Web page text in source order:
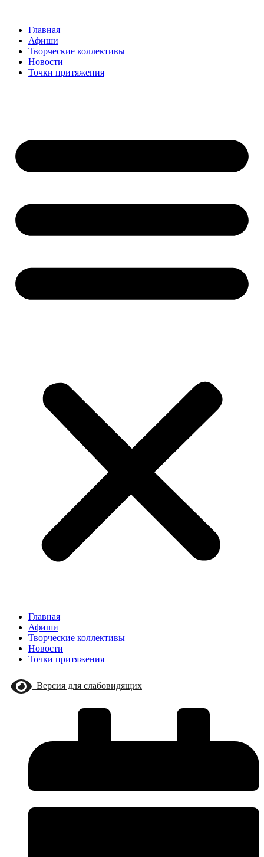
содержимому
Главная
Афиши
Творческие коллективы
Новости
Точки притяжения
Главная
Афиши
Творческие коллективы
Новости
Точки притяжения
Версия для слабовидящих